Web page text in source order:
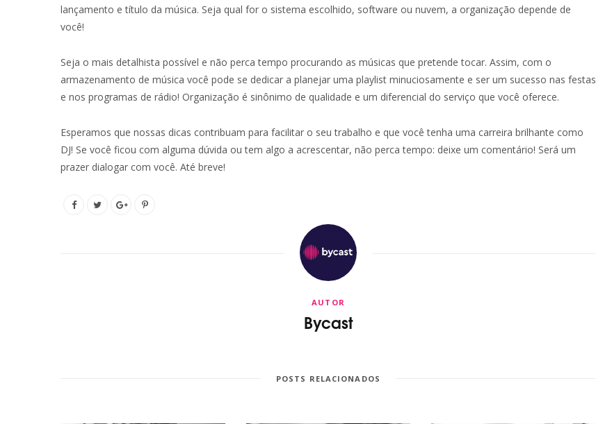
lançamento e título da música. Seja qual for o sistema escolhido, software ou nuvem, a organização depende de
você!
Seja o mais detalhista possível e não perca tempo procurando as músicas que pretende tocar. Assim, com o
armazenamento de música você pode se dedicar a planejar uma playlist minuciosamente e ser um sucesso nas festas
e nos programas de rádio! Organização é sinônimo de qualidade e um diferencial do serviço que você oferece.
Esperamos que nossas dicas contribuam para facilitar o seu trabalho e que você tenha uma carreira brilhante como
DJ! Se você ficou com alguma dúvida ou tem algo a acrescentar, não perca tempo: deixe um comentário! Será um
prazer dialogar com você. Até breve!
AUTOR
Bycast
POSTS RELACIONADOS